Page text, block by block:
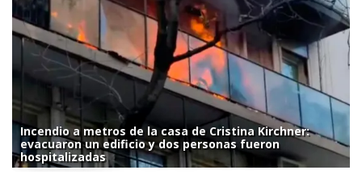
Incendio a metros de la casa de Cristina Kirchner:
evacuaron un edificio y dos personas fueron
hospitalizadas